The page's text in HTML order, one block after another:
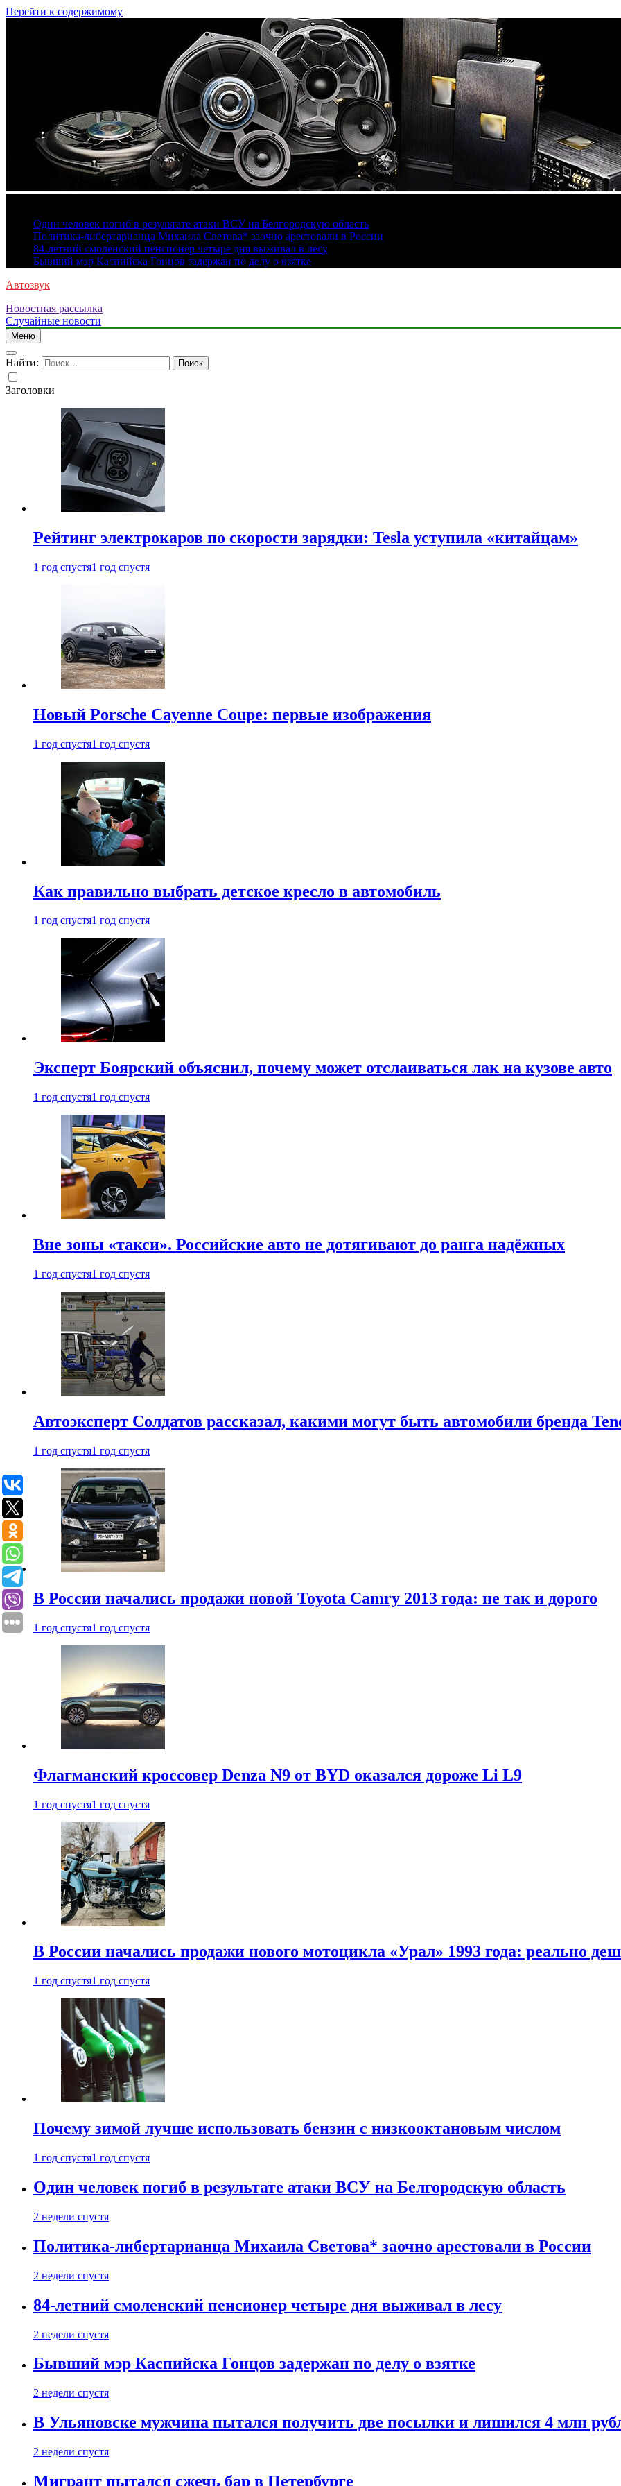
Перейти к содержимому
Один человек погиб в результате атаки ВСУ на Белгородскую область
Политика-либертарианца Михаила Светова* заочно арестовали в России
84-летний смоленский пенсионер четыре дня выживал в лесу
Бывший мэр Каспийска Гонцов задержан по делу о взятке
Автозвук
Новостная рассылка
Случайные новости
Меню
Найти:
Заголовки
Рейтинг электрокаров по скорости зарядки: Tesla уступила «китайцам»
1 год спустя1 год спустя
Новый Porsche Cayenne Coupe: первые изображения
1 год спустя1 год спустя
Как правильно выбрать детское кресло в автомобиль
1 год спустя1 год спустя
Эксперт Боярский объяснил, почему может отслаиваться лак на кузове авто
1 год спустя1 год спустя
Вне зоны «такси». Российские авто не дотягивают до ранга надёжных
1 год спустя1 год спустя
Автоэксперт Солдатов рассказал, какими могут быть автомобили бренда
1 год спустя1 год спустя
В России начались продажи новой Toyota Camry 2013 года: не так и дорого
1 год спустя1 год спустя
Флагманский кроссовер Denza N9 от BYD оказался дороже Li L9
1 год спустя1 год спустя
В России начались продажи нового мотоцикла «Урал» 1993 года: реально
1 год спустя1 год спустя
Почему зимой лучше использовать бензин с низкооктановым числом
1 год спустя1 год спустя
Один человек погиб в результате атаки ВСУ на Белгородскую область
2 недели спустя
Политика-либертарианца Михаила Светова* заочно арестовали в России
2 недели спустя
84-летний смоленский пенсионер четыре дня выживал в лесу
2 недели спустя
Бывший мэр Каспийска Гонцов задержан по делу о взятке
2 недели спустя
В Ульяновске мужчина пытался получить две посылки и лишился 4 млн
2 недели спустя
Мигрант пытался сжечь бар в Петербурге